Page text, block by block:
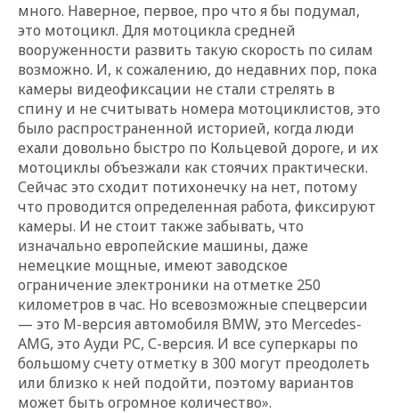
много. Наверное, первое, про что я бы подумал,
это мотоцикл. Для мотоцикла средней
вооруженности развить такую скорость по силам
возможно. И, к сожалению, до недавних пор, пока
камеры видеофиксации не стали стрелять в
спину и не считывать номера мотоциклистов, это
было распространенной историей, когда люди
ехали довольно быстро по Кольцевой дороге, и их
мотоциклы объезжали как стоячих практически.
Сейчас это сходит потихонечку на нет, потому
что проводится определенная работа, фиксируют
камеры. И не стоит также забывать, что
изначально европейские машины, даже
немецкие мощные, имеют заводское
ограничение электроники на отметке 250
километров в час. Но всевозможные спецверсии
— это М-версия автомобиля BMW, это Mercedes-
AMG, это Ауди РС, С-версия. И все суперкары по
большому счету отметку в 300 могут преодолеть
или близко к ней подойти, поэтому вариантов
может быть огромное количество».